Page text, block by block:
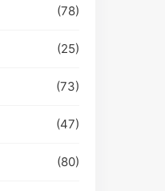
(78)
(25)
(73)
(47)
(80)